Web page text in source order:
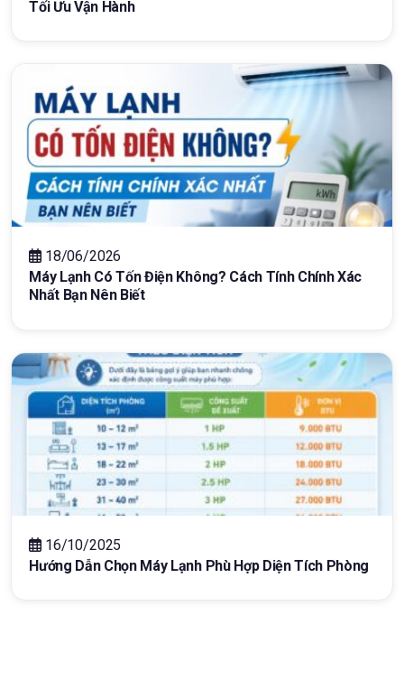
Tối Ưu Vận Hành
18/06/2026
Máy Lạnh Có Tốn Điện Không? Cách Tính Chính Xác
Nhất Bạn Nên Biết
16/10/2025
Hướng Dẫn Chọn Máy Lạnh Phù Hợp Diện Tích Phòng